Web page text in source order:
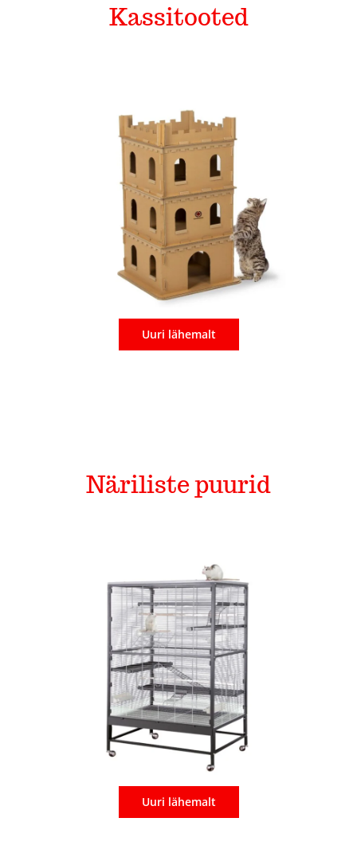
Kassitooted
Uuri lähemalt
Näriliste puurid
Uuri lähemalt